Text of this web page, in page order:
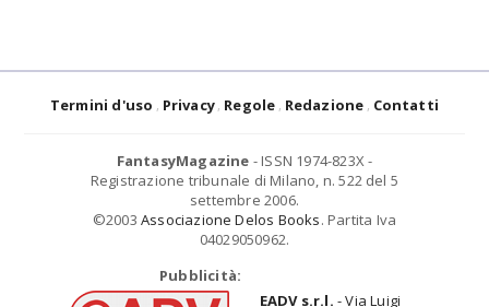
Termini d'uso Privacy Regole Redazione Contatti
FantasyMagazine - ISSN 1974-823X -
Registrazione tribunale di Milano, n. 522 del 5
settembre 2006.
©2003 Associazione Delos Books. Partita Iva
04029050962.
Pubblicità:
EADV s.r.l. - Via Luigi